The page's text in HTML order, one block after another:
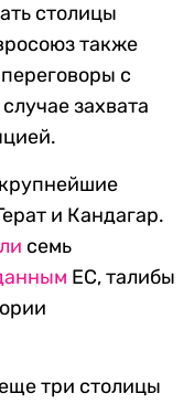
столицы
также
с
случае захвата
крупнейшие
и Кандагар.
семь
ЕС, талибы
три столицы